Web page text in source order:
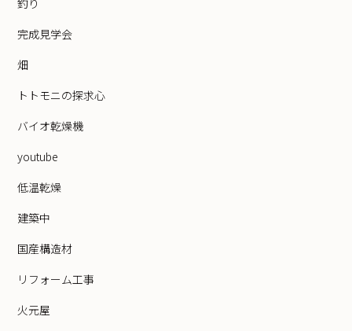
完成見学会
畑
トトモニの探求心
バイオ乾燥機
youtube
低温乾燥
建築中
国産構造材
リフォーム工事
火元屋